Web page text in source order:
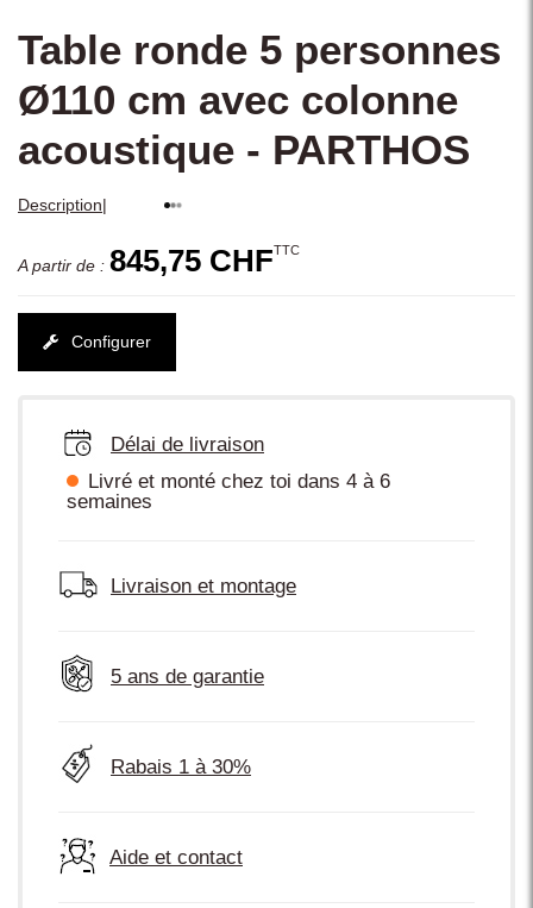
Table ronde 5 personnes
Ø110 cm avec colonne
acoustique - PARTHOS
Description|
A partir de : 845,75 CHFTTC
Configurer
Délai de livraison
Livré et monté chez toi dans 4 à 6
semaines
Livraison et montage
5 ans de garantie
Rabais 1 à 30%
Aide et contact